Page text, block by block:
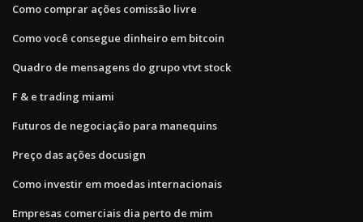
Como comprar ações comissão livre
Como você consegue dinheiro em bitcoin
Quadro de mensagens do grupo vtvt stock
F & e trading miami
Futuros de negociação para manequins
Preço das ações docusign
Como investir em moedas internacionais
Empresas comerciais dia perto de mim